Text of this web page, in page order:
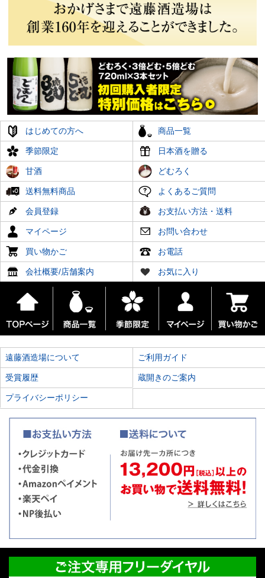
はじめての方へ 商品一覧
季節限定 日本酒を贈る
甘酒 どむろく
送料無料商品 よくあるご質問
会員登録 お支払い方法・送料
マイページ お問い合わせ
買い物かご お電話
会社概要/店舗案内 お気に入り
遠藤酒造場について ご利用ガイド
受賞履歴 蔵開きのご案内
プライバシーポリシー